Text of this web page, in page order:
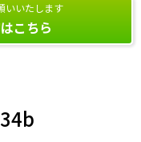
いいたします
はこちら